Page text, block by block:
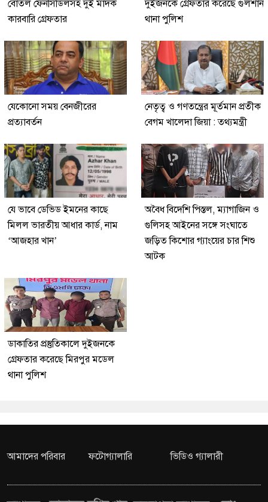
বোতল ফেনসিডিলসহ দুই মাদক
কারবারি গ্রেফতার
দুইজনকে গ্রেফতার করেছে গুলশান
থানা পুলিশ
যেকোনো সময় বেনজীরের
প্রত্যাবর্তন
নেতৃত্ব ও গণতন্ত্রের মূর্তমান প্রতীক
বেগম খালেদা জিয়া : তথ্যমন্ত্রী
যে ভাবে ডেভিড ইমনের কাছে
মিলল ভারতীয় আধার কার্ড, নাম
‘আজহার খান’
অবৈধ বিদেশি পিস্তল, ম্যাগাজিন ও
গুলিসহ আইনের সঙ্গে সংঘাতে
জড়িত কিশোর গ্যাংয়ের চার শিশু
আটক
ডাকাতির প্রস্তুতিকালে দুইজনকে
গ্রেফতার করেছে মিরপুর মডেল
থানা পুলিশ
আমাদের পরিবার ফটোগ্যালারি ভিডিও গ্যালারী